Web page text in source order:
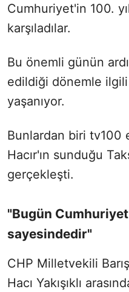
Cumhuriyet'in 100.
karşıladılar.
Bu önemli günün
edildiği dönemle
yaşanıyor.
Bunlardan biri tv100
Hacır'ın sunduğu
gerçekleşti.
"Bugün
sayesindedir"
CHP Milletvekili
Hacı Yakışıklı